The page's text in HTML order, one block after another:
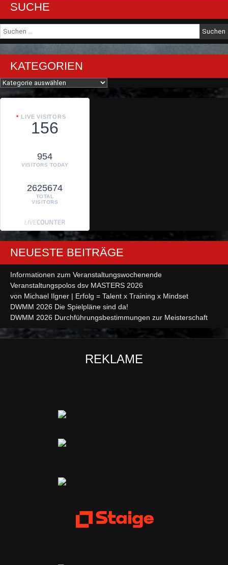
SUCHE
Suche
nach:
KATEGORIEN
Kategorien
LIVE VISITORS
156
954
VISITORS TODAY
2625674
TOTAL
VISITORS
NEUESTE BEITRÄGE
Informationen zum Veranstaltungswochenende
Veranstaltungspolos dsv MASTERS 2026
von Michael Ilgner | Erfolg = Talent x Training x Mindset
DWMM 2026 Die Spielpläne sind da!
DWMM 2026 Durchführungsbestimmungen zur Meisterschaft
REKLAME